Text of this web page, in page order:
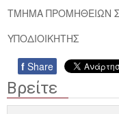
ΤΜΗΜΑ ΠΡΟΜΗΘΕΙΩΝ
ΥΠΟΔΙΟΙΚΗΤΗΣ
f Share
Βρείτε